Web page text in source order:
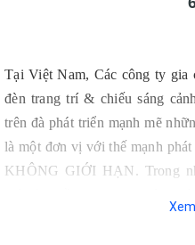
Tại Việt Nam, Các công ty gia
đèn trang trí & chiếu sáng
trên đà phát triển mạnh mẽ
là một đơn vị với thế mạnh
KHÔNG GIỚI HẠN. Trong